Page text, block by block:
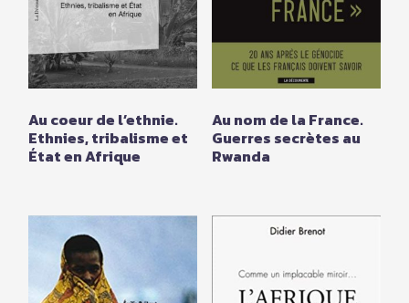
Au coeur de l’ethnie.
Ethnies, tribalisme et
État en Afrique
Au nom de la France.
Guerres secrètes au
Rwanda